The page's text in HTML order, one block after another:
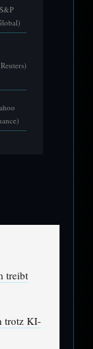
treibt
trotz KI-